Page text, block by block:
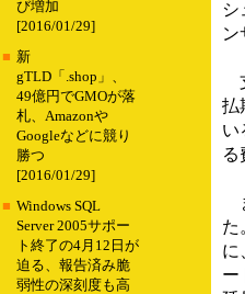
び増加
[2016/01/29]
■ 新
gTLD「.shop」、
49億円でGMOが落
札、Amazonや
Googleなどに競り
勝つ
[2016/01/29]
■ Windows SQL
Server 2005サポー
ト終了の4月12日が
迫る、報告済み脆
弱性の深刻度も高
シ
ン
払
い
る
た
に
ー